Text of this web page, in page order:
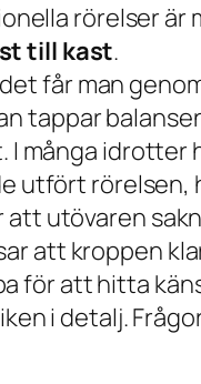
rörelser är
till kast.
får man
tappar
I många
utfört
utövaren
att kroppen
för att hitta
i detalj.